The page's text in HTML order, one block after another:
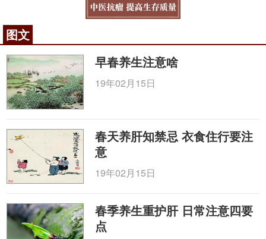
图文
早春养生注意啥
19年02月15日
春天养肝知禁忌 衣食住行要注
意
19年02月15日
春季养生重护肝 日常注意四要
点